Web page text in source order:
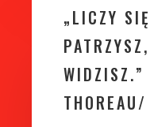
„LICZY
THOREAU/